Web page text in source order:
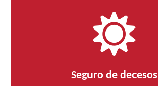
Seguro de decesos